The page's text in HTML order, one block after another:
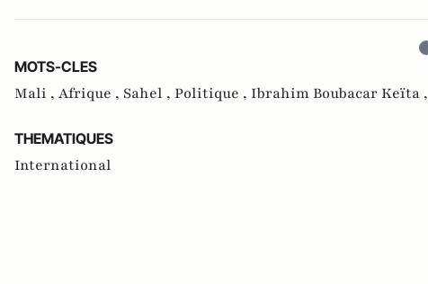
MOTS-CLES
Mali , Afrique , Sahel , Politique , Ibrahim Boubacar Keïta ,
THEMATIQUES
International